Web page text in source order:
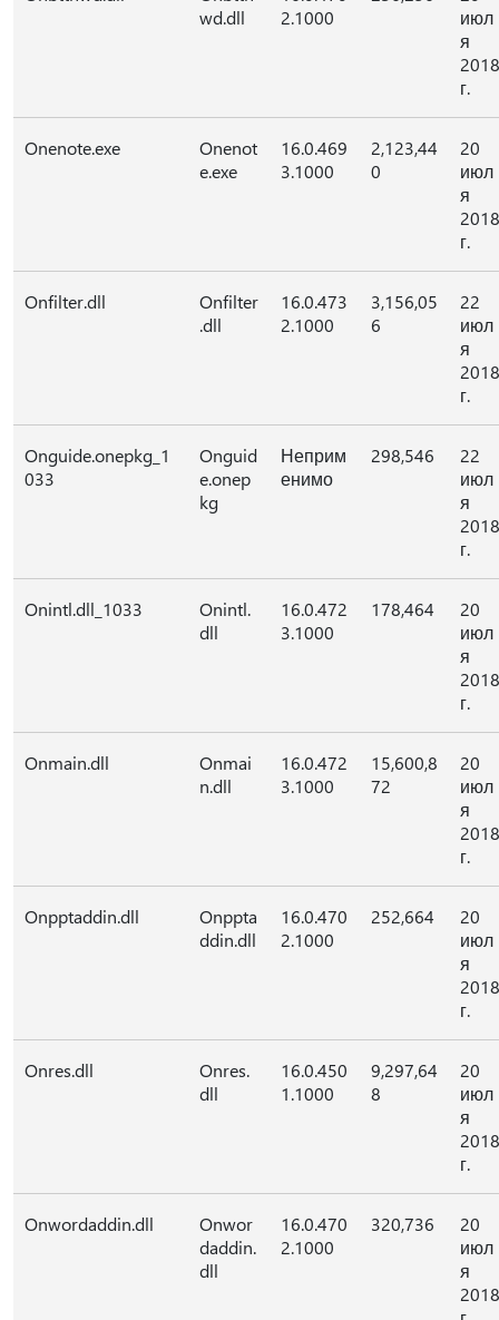
wd.dll
2.1000
июл
я
2018
г.
Onenote.exe
Onenot
e.exe
16.0.469
3.1000
2,123,44
0
20
июл
я
2018
г.
Onfilter.dll
Onfilter
.dll
16.0.473
2.1000
3,156,05
6
22
июл
я
2018
г.
Onguide.onepkg_1
033
Onguid
e.onep
kg
Неприм
енимо
298,546
22
июл
я
2018
г.
Onintl.dll_1033
Onintl.
dll
16.0.472
3.1000
178,464
20
июл
я
2018
г.
Onmain.dll
Onmai
n.dll
16.0.472
3.1000
15,600,8
72
20
июл
я
2018
г.
Onpptaddin.dll
Onppta
ddin.dll
16.0.470
2.1000
252,664
20
июл
я
2018
г.
Onres.dll
Onres.
dll
16.0.450
1.1000
9,297,64
8
20
июл
я
2018
г.
Onwordaddin.dll
Onwor
daddin.
dll
16.0.470
2.1000
320,736
20
июл
я
2018